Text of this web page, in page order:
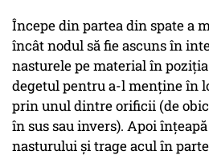
Începe din partea din spate a
încât nodul să fie ascuns în
nasturele pe material în
degetul pentru a-l menține în
prin unul dintre orificii (de
în sus sau invers). Apoi
nasturului și trage acul în